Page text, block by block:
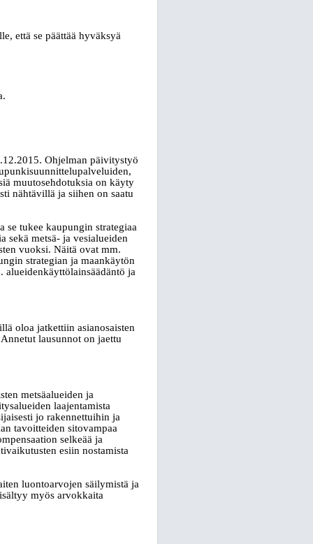
että se päättää hyväksyä
Ohjelman päivitystyö
muutosehdotuksia on käyty
nähtävillä ja siihen on saatu
se tukee kaupungin strategiaa
sekä metsä- ja vesialueiden
vuoksi. Näitä ovat mm.
strategian ja maankäytön
ja
oloa jatkettiin asianosaisten
lausunnot on jaettu
metsäalueiden ja
laajentamista
jo rakennettuihin ja
tavoitteiden sitovampaa
selkeää ja
esiin nostamista
luontoarvojen säilymistä ja
myös arvokkaita